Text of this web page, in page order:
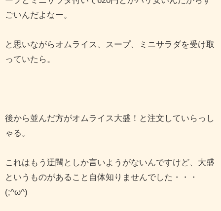
ごいんだよなー。
と思いながらオムライス、スープ、ミニサラダを受け取
っていたら。
後から並んだ方がオムライス大盛！と注文していらっし
ゃる。
これはもう迂闊としか言いようがないんですけど、大盛
というものがあること自体知りませんでした・・・
(;^ω^)